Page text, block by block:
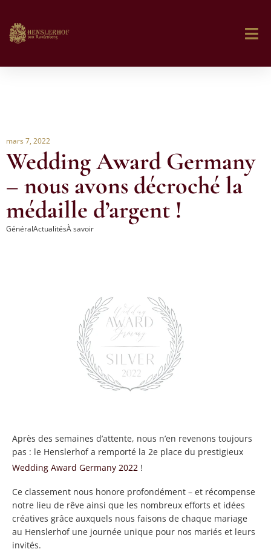
mars 7, 2022
Wedding Award Germany
– nous avons décroché la
médaille d’argent !
GénéralActualitésÀ savoir
Après des semaines d’attente, nous n’en revenons toujours
pas : le Henslerhof a remporté la 2e place du prestigieux
Wedding Award Germany 2022 !
Ce classement nous honore profondément – et récompense
notre lieu de rêve ainsi que les nombreux efforts et idées
créatives grâce auxquels nous faisons de chaque mariage
au Henslerhof une journée unique pour nos mariés et leurs
invités.